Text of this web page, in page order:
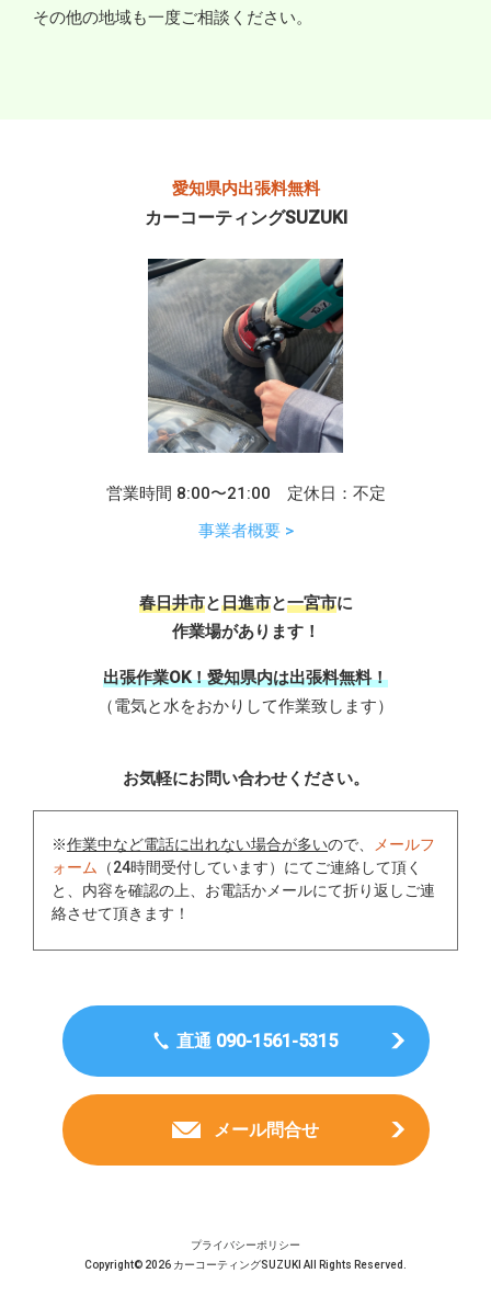
その他の地域も一度ご相談ください。
愛知県内出張料無料
カーコーティングSUZUKI
営業時間 8:00〜21:00 定休日：不定
事業者概要 >
春日井市と日進市と一宮市に
作業場があります！
出張作業OK！愛知県内は出張料無料！
（電気と水をおかりして作業致します）
お気軽にお問い合わせください。
※作業中など電話に出れない場合が多いので、
メールフ
ォーム
（24時間受付しています）にてご連絡して頂く
と、内容を確認の上、お電話かメールにて折り返しご連
絡させて頂きます！
直通 090-1561-5315
メール問合せ
プライバシーポリシー
Copyright© 2026 カーコーティングSUZUKI All Rights Reserved.